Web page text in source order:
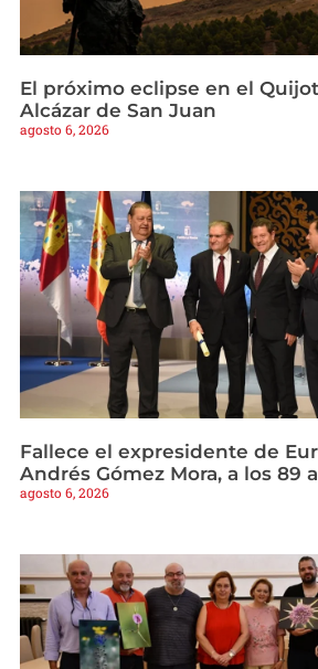
El próximo eclipse en el
Alcázar de San Juan
agosto 6, 2026
Fallece el expresidente de
Andrés Gómez Mora, a los 89
agosto 6, 2026